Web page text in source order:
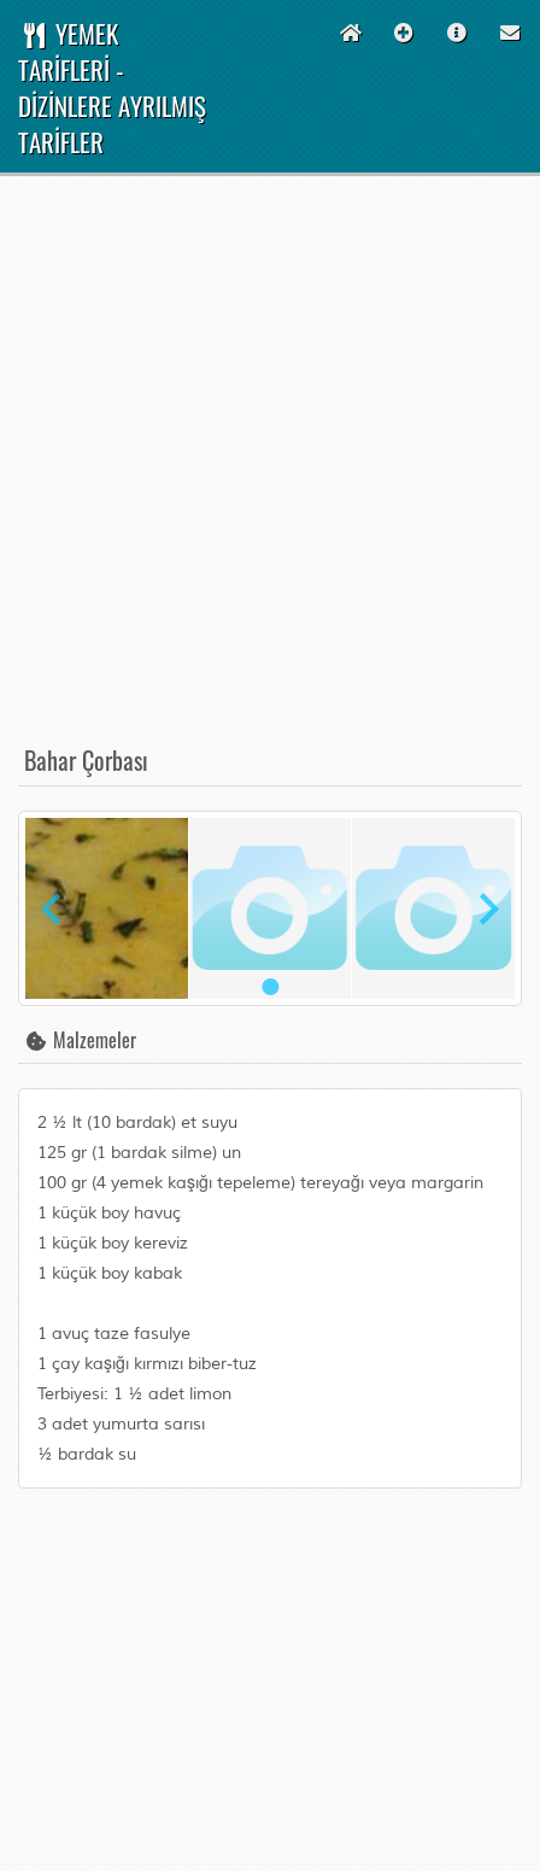
YEMEK
TARİFLERİ -
DİZİNLERE AYRILMIŞ
TARİFLER
Bahar Çorbası
Malzemeler
2 ½ lt (10 bardak) et suyu
125 gr (1 bardak silme) un
100 gr (4 yemek kaşığı tepeleme) tereyağı veya margarin
1 küçük boy havuç
1 küçük boy kereviz
1 küçük boy kabak
1 avuç taze fasulye
1 çay kaşığı kırmızı biber-tuz
Terbiyesi: 1 ½ adet limon
3 adet yumurta sarısı
½ bardak su